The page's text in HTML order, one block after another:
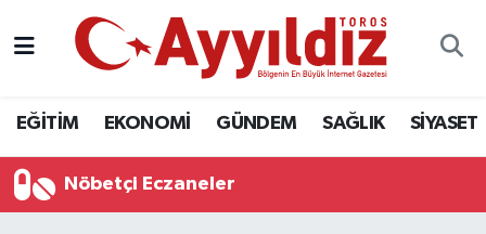
EĞİTİM EKONOMİ GÜNDEM SAĞLIK SİYASET
Nöbetçi Eczaneler